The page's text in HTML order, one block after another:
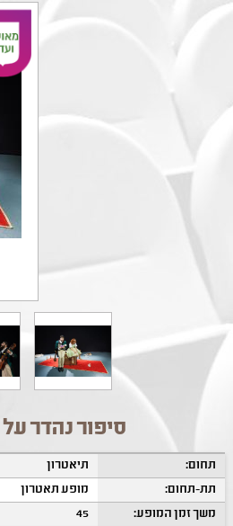
סיפור נהדר
תחום:
תיאטרון
תת-תחום:
מופע תאטרון
משך זמן המופע:
45